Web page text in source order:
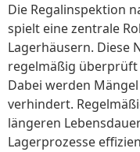
Die Regalinspektion
spielt eine zentrale
Lagerhäusern. Diese
regelmäßig
Dabei werden
verhindert.
längeren
Lagerprozesse